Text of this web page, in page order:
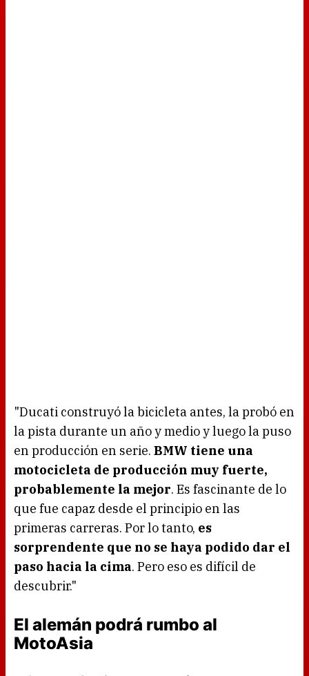
"Ducati construyó la bicicleta antes, la probó en
la pista durante un año y medio y luego la puso
en producción en serie. BMW tiene una
motocicleta de producción muy fuerte,
probablemente la mejor. Es fascinante de lo
que fue capaz desde el principio en las
primeras carreras. Por lo tanto, es
sorprendente que no se haya podido dar el
paso hacia la cima. Pero eso es difícil de
descubrir."
El alemán podrá rumbo al
MotoAsia